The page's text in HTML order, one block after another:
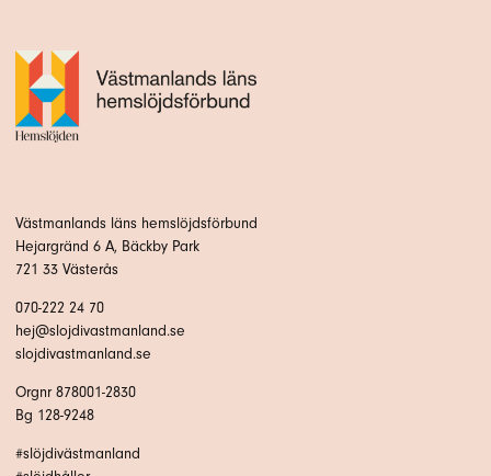
Västmanlands läns hemslöjdsförbund
Hejargränd 6 A, Bäckby Park
721 33 Västerås
070-222 24 70
hej@slojdivastmanland.se
slojdivastmanland.se
Orgnr 878001-2830
Bg 128-9248
#slöjdivästmanland